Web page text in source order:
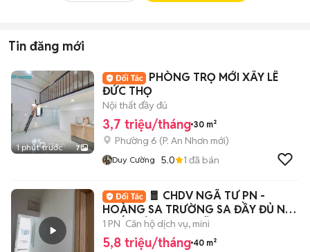
Tin đăng mới
1 phút trước 7
PHÒNG TRỌ MỚI XÂY LÊ
ĐỨC THỌ
Nội thất đầy đủ
3,7 triệu/tháng 30 m²
Phường 6 (P. An Nhơn mới)
Duy Cường 5.0 1 đã bán
🧧 CHDV NGÃ TƯ PN -
HOÀNG SA TRƯỜNG SA ĐẦY ĐỦ NỘI
THẤT SIÊU RỘNG RÃI
1 PN Căn hộ dịch vụ, mini
5,8 triệu/tháng 40 m²